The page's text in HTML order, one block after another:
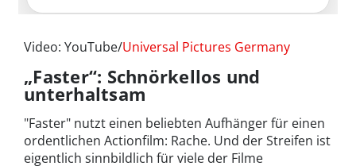
Video: YouTube/Universal Pictures Germany
„Faster“: Schnörkellos und
unterhaltsam
"Faster" nutzt einen beliebten Aufhänger für einen
ordentlichen Actionfilm: Rache. Und der Streifen ist
eigentlich sinnbildlich für viele der Filme